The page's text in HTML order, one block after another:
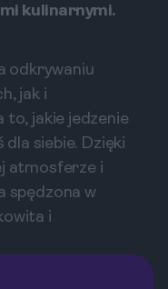
kulinarnymi.
odkrywaniu
jak i
to, jakie jedzenie
siebie. Dzięki
atmosferze i
spędzona w
i